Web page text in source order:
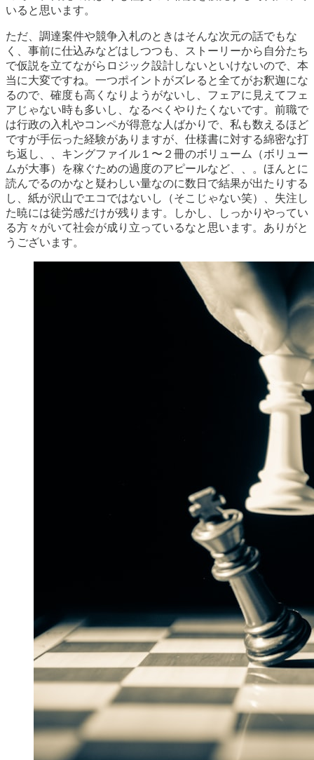
いると思います。
ただ、調達案件や競争入札のときはそんな次元の話でもな
く、事前に仕込みなどはしつつも、ストーリーから自分たち
で仮説を立てながらロジック設計しないといけないので、本
当に大変ですね。一つポイントがズレると全てがお釈迦にな
るので、確度も高くなりようがないし、フェアに見えてフェ
アじゃない時も多いし、なるべくやりたくないです。前職で
は行政の入札やコンペが得意な人ばかりで、私も数えるほど
ですが手伝った経験がありますが、仕様書に対する綿密な打
ち返し、、キングファイル１〜２冊のボリューム（ボリュー
ムが大事）を稼ぐための過度のアピールなど、、。ほんとに
読んでるのかなと疑わしい量なのに数日で結果が出たりする
し、紙が沢山でエコではないし（そこじゃない笑）、失注し
た暁には徒労感だけが残ります。しかし、しっかりやってい
る方々がいて社会が成り立っているなと思います。ありがと
うございます。